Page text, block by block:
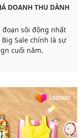
DOANH THU DÀNH
sôi động nhất
Sale chính là sự
cuối năm.